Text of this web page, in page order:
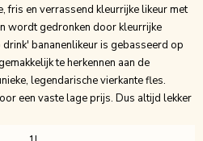
fris en verrassend kleurrijke likeur met
wordt gedronken door kleurrijke
bananenlikeur is gebasseerd op
te herkennen aan de
legendarische vierkante fles.
een vaste lage prijs. Dus altijd lekker